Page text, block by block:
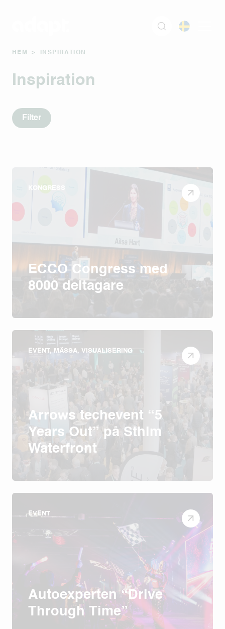
HEM > INSPIRATION
Inspiration
Filter
KONGRESS
ECCO Congress med
8000 deltagare
EVENT, MÄSSA, VISUALISERING
Arrows techevent “5
Years Out” på Sthlm
Waterfront
EVENT
Autoexperten “Drive
Through Time”